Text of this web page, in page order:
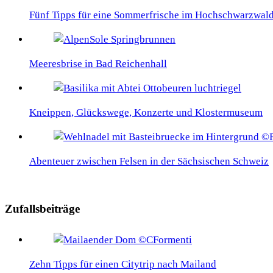
Fünf Tipps für eine Sommerfrische im
Meeresbrise in Bad Reichenhall
Kneippen, Glückswege, Konzerte und Klostermuseum
Abenteuer zwischen Felsen in der Sächsischen Schweiz
Zufallsbeiträge
Zehn Tipps für einen Citytrip nach Mailand